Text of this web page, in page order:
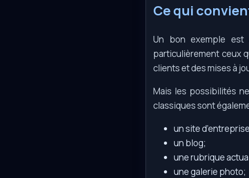
Ce qui
Un bon exemple est
particulièrement ceux
clients et des mises à
Mais les possibilités
classiques sont
un site
un blog;
une rubrique
une galerie photo;